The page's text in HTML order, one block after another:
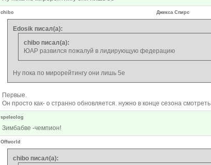
chibo Джекса Спирс
Edosik писал(а):
chibo писал(а):
ЮАР развился пожалуй в лидирующую федерацию
Ну пока по мирорейтингу они лишь 5е
Первые.
Он просто как- о странно обновляется. нужно в конце сезона смотреть
speleolog
Зимбабве -чемпион!
Offworld
chibo писал(а):